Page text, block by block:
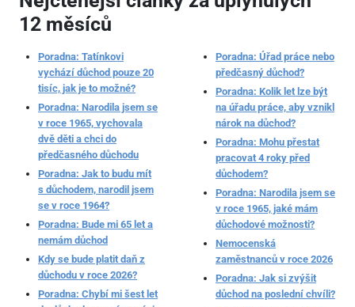
12 měsíců
Poradna: Tatínkovi
vychází důchod pouze 20
tisíc, jak je to možné?
Poradna: Narodila jsem se
v roce 1965, vychovala
dvě děti a chci do
předčasného důchodu
Poradna: Jak to budu mít
s důchodem, narodil jsem
se v roce 1964?
Poradna: Bude mi 65 let a
nemám důchod
Kdy se bude platit daň z
důchodu v roce 2026?
Poradna: Chybí mi šest let
Poradna: Úřad práce nebo
předčasný důchod?
Poradna: Kolik let lze být
na úřadu práce, aby vznikl
nárok na důchod?
Poradna: Mohu přestat
pracovat 4 roky před
důchodem?
Poradna: Narodila jsem se
v roce 1965, jaké mám
důchodové možnosti?
Nemocenská
zaměstnanců v roce 2026
Poradna: Jak si zvýšit
důchod na poslední chvíli?